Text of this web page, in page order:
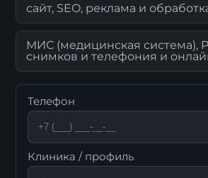
сайт, SEO, реклама и
МИС (медицинская система),
снимков и телефония и
Телефон
Клиника / профиль